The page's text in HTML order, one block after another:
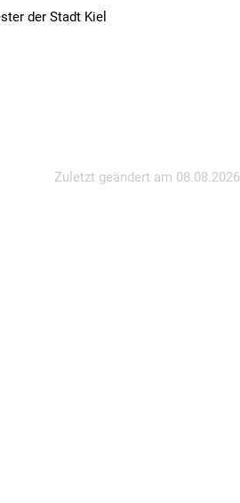
der Stadt Kiel
Zuletzt geändert am 08.08.2026